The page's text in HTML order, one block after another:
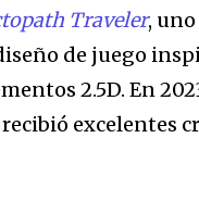
Traveler,
de juego
2.5D. En
excelentes